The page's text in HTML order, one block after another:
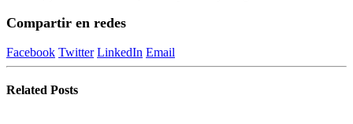
Compartir en redes
Facebook Twitter LinkedIn Email
Related Posts